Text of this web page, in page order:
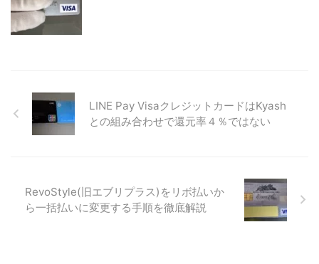
LINE Pay VisaクレジットカードはKyash
との組み合わせで還元率４％ではない
RevoStyle(旧エブリプラス)をリボ払いか
ら一括払いに変更する手順を徹底解説